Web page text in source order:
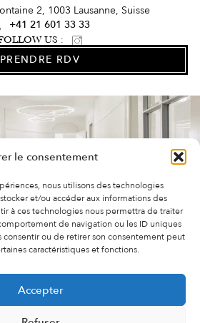
le consentement
nous utilisons des technologies
et/ou accéder aux informations des
à ces technologies nous permettra de traiter
de navigation ou les ID uniques
consentir ou de retirer son consentement peut
caractéristiques et fonctions.
Accepter
2, 1003 Lausanne, Suisse
+41 21 601 33 33
US :
PRENDRE RDV
(UE)